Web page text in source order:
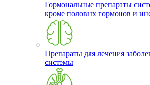
Гормональные препараты
кроме половых гормонов и
Препараты для лечения
системы